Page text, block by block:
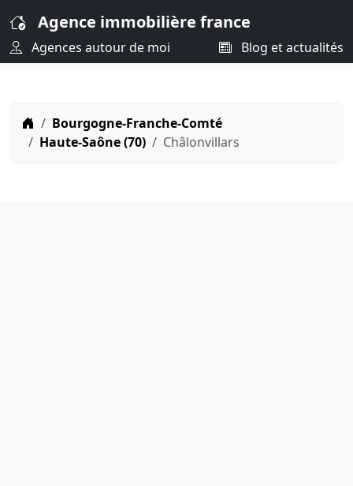
Agence immobilière france
Agences autour de moi Blog et actualités
Bourgogne-Franche-Comté
Haute-Saône (70)
Châlonvillars